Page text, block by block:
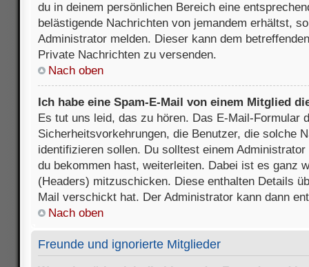
du in deinem persönlichen Bereich eine
belästigende Nachrichten von jemandem erhältst,
Administrator melden. Dieser kann dem
Private Nachrichten zu versenden.
Nach oben
Ich habe eine Spam-E-Mail von einem Mitglied
Es tut uns leid, das zu hören. Das E-Mail-Formular
Sicherheitsvorkehrungen, die Benutzer, die solche
identifizieren sollen. Du solltest einem
du bekommen hast, weiterleiten. Dabei ist es ganz
(Headers) mitzuschicken. Diese enthalten Details
Mail verschickt hat. Der Administrator kann dann
Nach oben
Freunde und ignorierte Mitglieder